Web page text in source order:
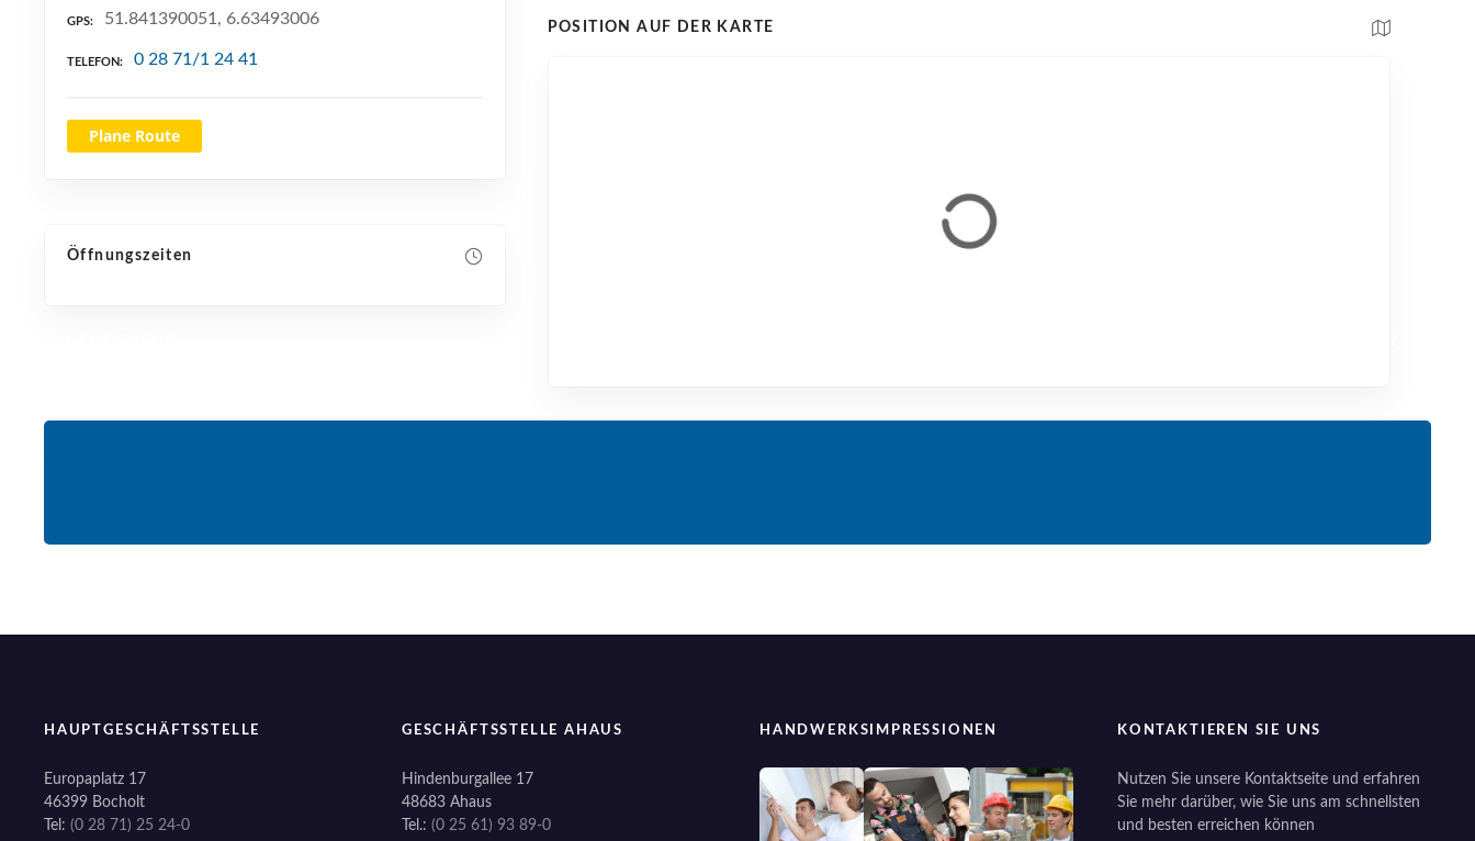
GPS 51.841390051, 6.63493006
TELEFON 0 28 71/1 24 41
Plane Route
Öffnungszeiten
POSITION AUF DER KARTE
HAUPTGESCHÄFTSSTELLE
Europaplatz 17
46399 Bocholt
Tel: (0 28 71) 25 24-0
GESCHÄFTSSTELLE AHAUS
Hindenburgallee 17
48683 Ahaus
Tel.: (0 25 61) 93 89-0
HANDWERKSIMPRESSIONEN KONTAKTIEREN SIE UNS
Nutzen Sie unsere Kontaktseite und erfahren
Sie mehr darüber, wie Sie uns am schnellsten
und besten erreichen können